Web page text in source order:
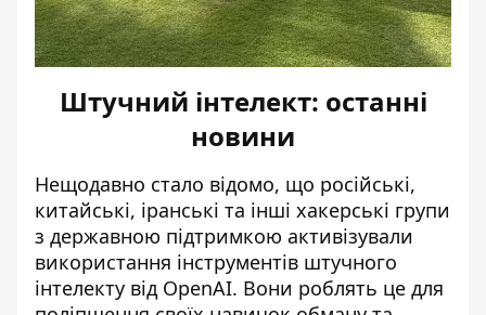
Штучний інтелект: останні
новини
Нещодавно стало відомо, що російські,
китайські, іранські та інші хакерські групи
з державною підтримкою активізували
використання інструментів штучного
інтелекту від OpenAI. Вони роблять це для